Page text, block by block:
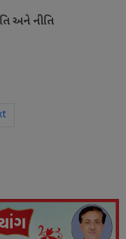
અને નીતિ